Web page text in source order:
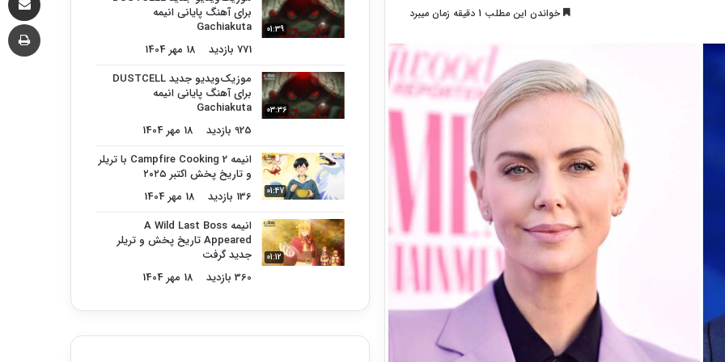
خواندن این مطلب 1 دقیقه زمان میبرد
01:39
برای آهنگ پایانی انیمه
Gachiakuta
771 بازدید
18 مهر 1404
03:36
موزیک‌ویدیو جدید DUSTCELL
برای آهنگ پایانی انیمه
Gachiakuta
925 بازدید
18 مهر 1404
01:47
انیمه Campfire Cooking 2 با تریلر
و تاریخ پخش اکتبر ۲۰۲۵
136 بازدید
18 مهر 1404
01:12
انیمه A Wild Last Boss
Appeared تاریخ پخش و تریلر
جدید گرفت
360 بازدید
18 مهر 1404